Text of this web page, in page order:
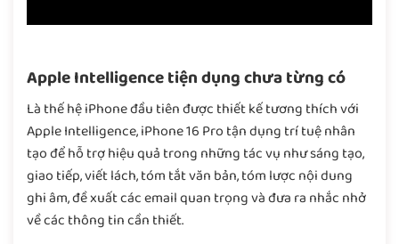
Apple Intelligence tiện dụng chưa từng có
Là thế hệ iPhone đầu tiên được thiết kế tương thích với
Apple Intelligence, iPhone 16 Pro tận dụng trí tuệ nhân
tạo để hỗ trợ hiệu quả trong những tác vụ như sáng tạo,
giao tiếp, viết lách, tóm tắt văn bản, tóm lược nội dung
ghi âm, đề xuất các email quan trọng và đưa ra nhắc nhở
về các thông tin cần thiết.